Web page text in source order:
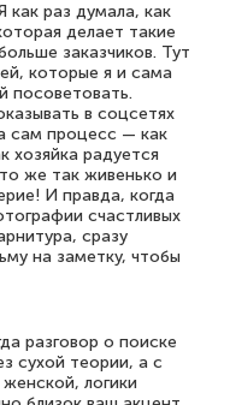
как раз думала, как
делает такие
заказчиков. Тут
которые я и сама
посоветовать.
в соцсетях
сам процесс — как
хозяйка радуется
же так живенько и
И правда, когда
счастливых
сразу
на заметку, чтобы
разговор о поиске
сухой теории, а с
логики